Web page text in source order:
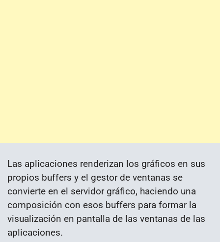
Las aplicaciones renderizan los gráficos en sus
propios buffers y el gestor de ventanas se
convierte en el servidor gráfico, haciendo una
composición con esos buffers para formar la
visualización en pantalla de las ventanas de las
aplicaciones.